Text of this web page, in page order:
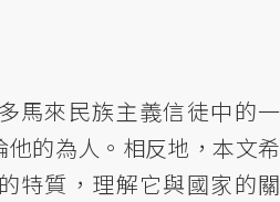
馬來民族主義信徒中的一
的為人。相反地，本文希
特質，理解它與國家的關